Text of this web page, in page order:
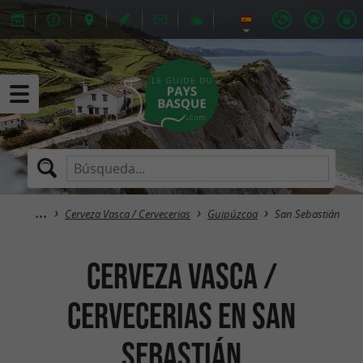
Cerveza Vasca / Cervecerias Guipúzcoa San Sebastián
Cerveza Vasca /
Cervecerias en San
Sebastián